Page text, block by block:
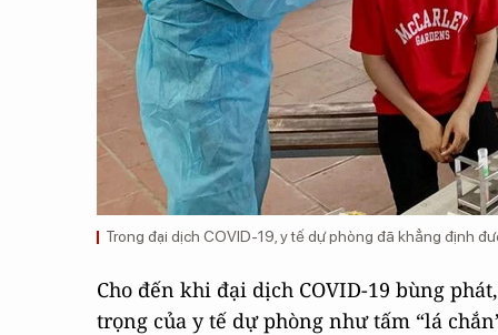
Trong đại dịch COVID-19, y tế dự phòng đã khẳng định
Cho đến khi đại dịch COVID-19 bùng
trọng của y tế dự phòng như tấm “lá